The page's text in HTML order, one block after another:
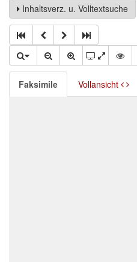
Inhaltsverz. u. Volltextsuche
Faksimile Vollansicht